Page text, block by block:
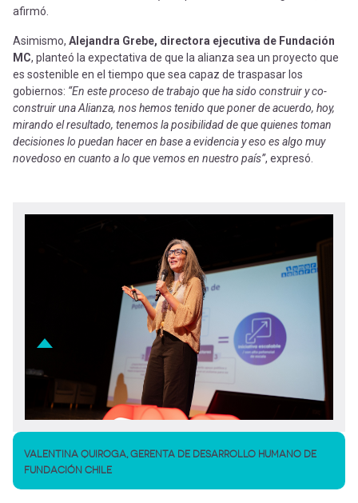
afirmó.
Asimismo, Alejandra Grebe, directora ejecutiva de Fundación
MC, planteó la expectativa de que la alianza sea un proyecto que
es sostenible en el tiempo que sea capaz de traspasar los
gobiernos: “En este proceso de trabajo que ha sido construir y co-
construir una Alianza, nos hemos tenido que poner de acuerdo, hoy,
mirando el resultado, tenemos la posibilidad de que quienes toman
decisiones lo puedan hacer en base a evidencia y eso es algo muy
novedoso en cuanto a lo que vemos en nuestro país”, expresó.
VALENTINA QUIROGA, GERENTA DE DESARROLLO HUMANO DE
FUNDACIÓN CHILE